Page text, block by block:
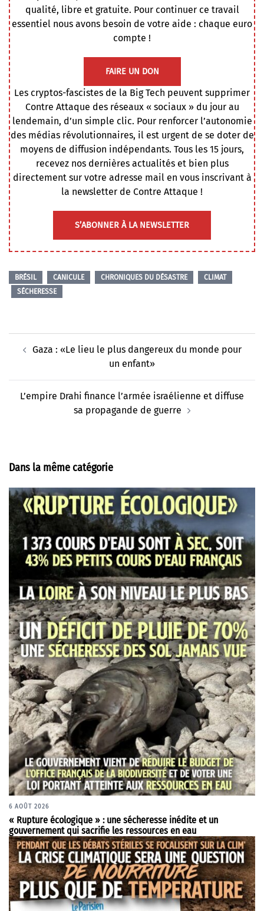
qualité, libre et gratuite. Pour continuer ce travail
essentiel nous avons besoin de votre aide : chaque euro
compte !
FAIRE UN DON
Les cryptos-fascistes de la Big Tech peuvent supprimer
Contre Attaque des réseaux « sociaux » du jour au
lendemain, d’un simple clic. Pour renforcer l’autonomie
des médias révolutionnaires, il est urgent de se doter de
moyens de diffusion indépendants. Tous les 15 jours,
recevez nos dernières actualités et bien plus
directement sur votre adresse mail en vous inscrivant à
la newsletter de Contre Attaque !
S’ABONNER À LA NEWSLETTER
BRÉSIL CANICULE CHRONIQUES DU DÉSASTRE
CLIMAT
SÉCHERESSE
d’article
Gaza : «Le lieu le plus dangereux du monde pour
un enfant»
L’empire Drahi finance l’armée israélienne et diffuse
sa propagande de guerre
Dans la même catégorie
6 AOÛT 2026
« Rupture écologique » : une sécheresse inédite et un
gouvernement qui sacrifie les ressources en eau